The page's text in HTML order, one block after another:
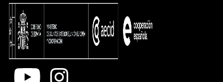
Youtube Instagram